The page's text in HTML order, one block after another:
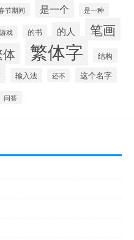
节期间 是一个 是一种
游戏 的书 的人 笔画
繁体字 结构
输入法 还不 这个名字
问答